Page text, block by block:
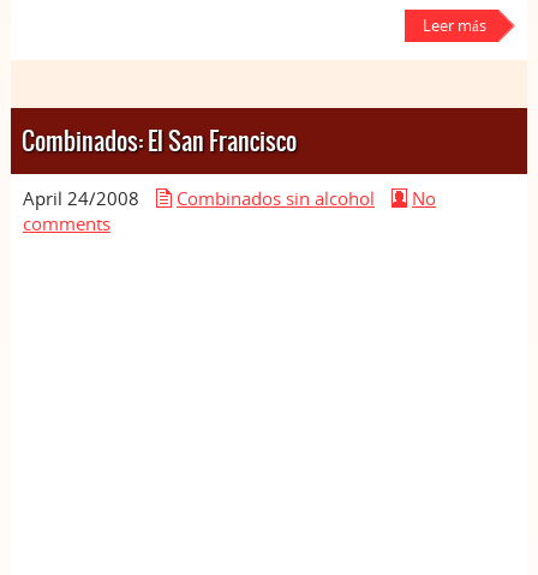
Leer más
Combinados: El San Francisco
April 24/2008 Combinados sin alcohol
No
comments